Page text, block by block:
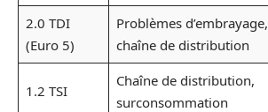
2.0 TDI
(Euro 5)
Problèmes d’embrayage,
chaîne de distribution
1.2 TSI
Chaîne de distribution,
surconsommation